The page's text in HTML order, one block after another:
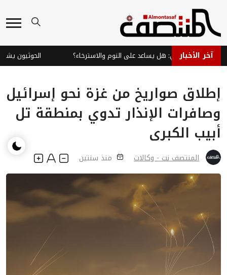
آخر الأخبار
الفلفلي: هل يساعد على النوم والاسترخاء؟ الحوثيون
إطلاق صواريخ من غزة نحو إسرائيل
وصافرات الإنذار تدوي بمنطقة تل
أبيب الكبرى
المنتصف نت - وكالات منذ سنتين